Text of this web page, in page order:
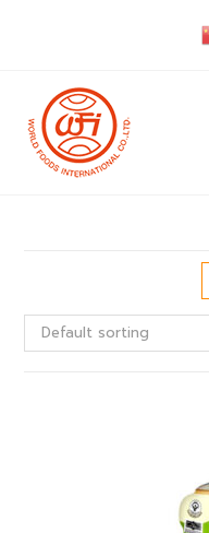
Default sorting